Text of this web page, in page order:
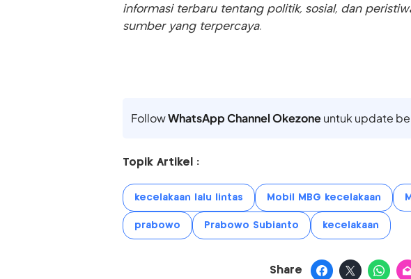
informasi terbaru tentang politik, sosial, dan
sumber yang terpercaya.
FollowWhatsApp Channel Okezoneuntuk update
Topik Artikel :
kecelakaan lalu lintas Mobil MBG kecelakaan
prabowo Prabowo Subianto kecelakaan
Share